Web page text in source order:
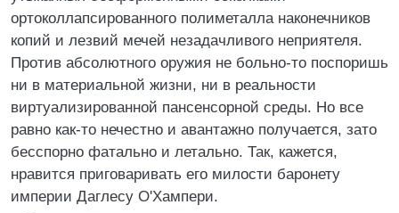
ортоколлапсированного полиметалла наконечников
копий и лезвий мечей незадачливого неприятеля.
Против абсолютного оружия не больно-то поспоришь
ни в материальной жизни, ни в реальности
виртуализированной пансенсорной среды. Но все
равно как-то нечестно и авантажно получается, зато
бесспорно фатально и летально. Так, кажется,
нравится приговаривать его милости баронету
империи Даглесу О'Хампери.